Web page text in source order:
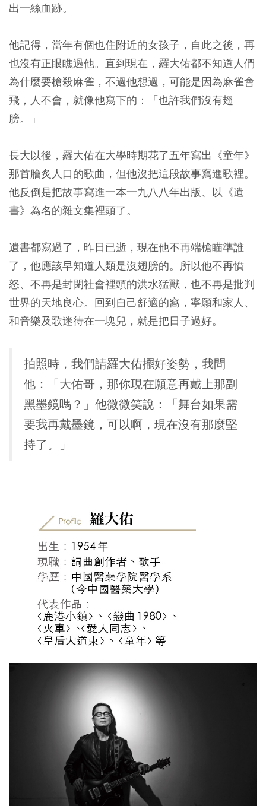
出一絲血跡。
他記得，當年有個也住附近的女孩子，自此之後，再
也沒有正眼瞧過他。直到現在，羅大佑都不知道人們
為什麼要槍殺麻雀，不過他想過，可能是因為麻雀會
飛，人不會，就像他寫下的：「也許我們沒有翅
膀。」
長大以後，羅大佑在大學時期花了五年寫出《童年》
那首膾炙人口的歌曲，但他沒把這段故事寫進歌裡。
他反倒是把故事寫進一本一九八八年出版、以《遺
書》為名的雜文集裡頭了。
遺書都寫過了，昨日已逝，現在他不再端槍瞄準誰
了，他應該早知道人類是沒翅膀的。所以他不再憤
怒、不再是封閉社會裡頭的洪水猛獸，也不再是批判
世界的天地良心。回到自己舒適的窩，寧願和家人、
和音樂及歌迷待在一塊兒，就是把日子過好。
拍照時，我們請羅大佑擺好姿勢，我問
他：「大佑哥，那你現在願意再戴上那副
黑墨鏡嗎？」他微微笑說：「舞台如果需
要我再戴墨鏡，可以啊，現在沒有那麼堅
持了。」